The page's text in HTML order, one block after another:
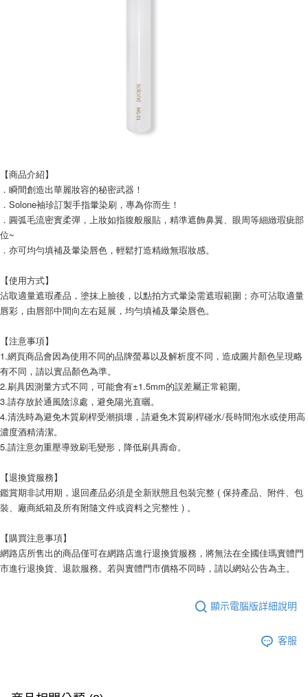
【商品介紹】
．瞬間創造出華麗妝容的秘密武器！
．Solone袖珍訂製手指暈染刷，專為你而生！
．圓弧毛流密實柔彈，上妝如指腹般服貼，精準遮飾鼻翼、眼周等細緻瑕疵部
位~
．亦可均勻填補及暈染唇色，輕鬆打造精緻無瑕妝感。
【使用方式】
沾取適量遮瑕產品，塗抹上臉後，以點拍方式暈染需遮瑕範圍；亦可沾取適量
唇彩，由唇部中間向左右延展，均勻填補及暈染唇色。
【注意事項】
1.網頁商品會因為使用不同的品牌螢幕以及解析度不同，造成圖片顏色呈現略
有不同，請以實品顏色為準。
2.刷具因測量方式不同，可能會有±1.5mm的誤差屬正常範圍。
3.請存放於通風陰涼處，避免陽光直曬。
4.清洗時為避免木質刷桿受潮損壞，請避免木質刷桿碰水/長時間泡水或使用高
濃度酒精清潔。
5.請注意勿重壓導致刷毛變形，降低刷具壽命。
【退換貨服務】
鑑賞期非試用期，退回產品必須是全新狀態且包裝完整 ( 保持產品、附件、包
裝、廠商紙箱及所有附隨文件或資料之完整性 ) 。
【購買注意事項】
網路店所售出的商品僅可在網路店進行退換貨服務，將無法在全國佳瑪實體門
市進行退換貨、退款服務。若與實體門市價格不同時，請以網站公告為主。
顯示電腦版詳細說明
客服